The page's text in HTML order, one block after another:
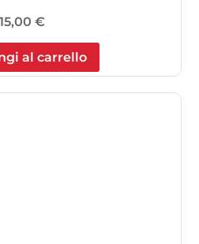
15,00 €
al carrello